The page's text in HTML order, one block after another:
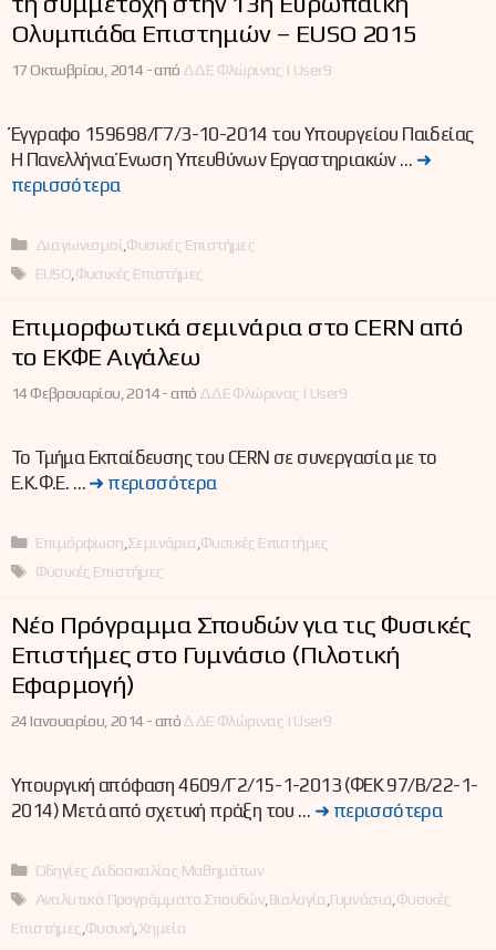
Ολυμπιάδα Επιστημών – EUSO 2015
17 Οκτωβρίου, 2014 -από ΔΔΕ Φλώρινας | User9
Έγγραφο 159698/Γ7/3-10-2014 του Υπουργείου Παιδείας
Η Πανελλήνια Ένωση Υπευθύνων Εργαστηριακών … ➜
περισσότερα
Κατηγορίες
Διαγωνισμοί Φυσικές Επιστήμες
Ετικέτες
EUSO Φυσικές Επιστήμες
Επιμορφωτικά σεμινάρια στο CERN από
το ΕΚΦΕ Αιγάλεω
14 Φεβρουαρίου, 2014 -από ΔΔΕ Φλώρινας | User9
Το Τμήμα Εκπαίδευσης του CERN σε συνεργασία με το
Ε.Κ.Φ.Ε. … ➜ περισσότερα
Κατηγορίες
Επιμόρφωση Σεμινάρια Φυσικές Επιστήμες
Ετικέτες
Φυσικές Επιστήμες
Νέο Πρόγραμμα Σπουδών για τις Φυσικές
Επιστήμες στο Γυμνάσιο (Πιλοτική
Εφαρμογή)
24 Ιανουαρίου, 2014 -απόΔΔΕ Φλώρινας | User9
Υπουργική απόφαση 4609/Γ2/15-1-2013 (ΦΕΚ 97/Β/22-1-
2014) Μετά από σχετική πράξη του … ➜ περισσότερα
Κατηγορίες
Οδηγίες Διδασκαλίας Μαθημάτων
Ετικέτες
Αναλυτικά Προγράμματα Σπουδών Βιολογία Γυμνάσια Φυσικές
Επιστήμες Φυσική Χημεία